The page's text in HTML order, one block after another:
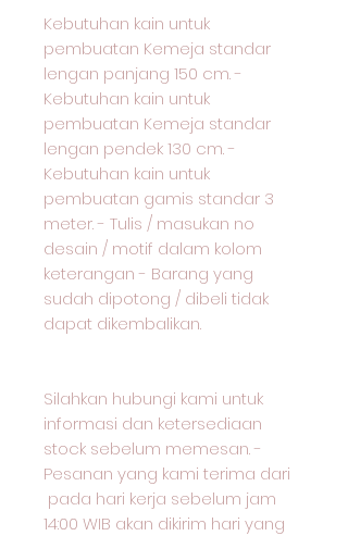
Kebutuhan kain untuk
pembuatan Kemeja standar
lengan panjang 150 cm. -
Kebutuhan kain untuk
pembuatan Kemeja standar
lengan pendek 130 cm. -
Kebutuhan kain untuk
pembuatan gamis standar 3
meter. - Tulis / masukan no
desain / motif dalam kolom
keterangan - Barang yang
sudah dipotong / dibeli tidak
dapat dikembalikan.
Silahkan hubungi kami untuk
informasi dan ketersediaan
stock sebelum memesan. -
Pesanan yang kami terima dari
pada hari kerja sebelum jam
14:00 WIB akan dikirim hari yang